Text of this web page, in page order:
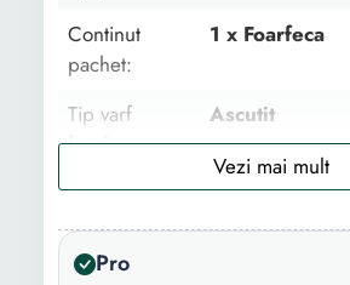
Continut
pachet:
1 x Foarfeca
Tip varf
foarfeca:
Ascutit
Material lama:
Metal
Pro